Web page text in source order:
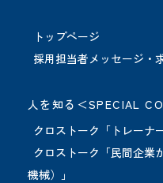
トップページ
採用担当者メッセージ・
人を知る＜SPECIAL
クロストーク「トレーナ
クロストーク「民間企
機械）」